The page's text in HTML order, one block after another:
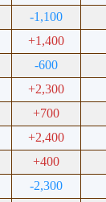
-1,100
+1,400
-600
+2,300
+700
+2,400
+400
-2,300